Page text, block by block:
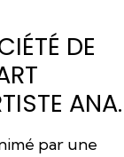
DE
ANA.
par une